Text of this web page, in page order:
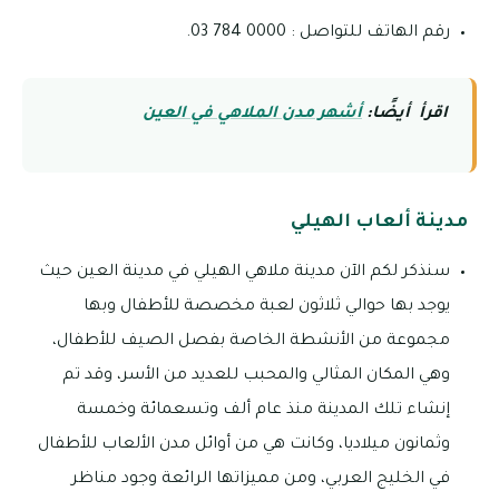
رقم الهاتف للتواصل : 0000 784 03.
اقرأ أيضًا:أشهر مدن الملاهي في العين
مدينة ألعاب الهيلي
سنذكر لكم الآن مدينة ملاهي الهيلي في مدينة العين حيث
يوجد بها حوالي ثلاثون لعبة مخصصة للأطفال وبها
مجموعة من الأنشطة الخاصة بفصل الصيف للأطفال،
وهي المكان المثالي والمحبب للعديد من الأسر، وقد تم
إنشاء تلك المدينة منذ عام ألف وتسعمائة وخمسة
وثمانون ميلاديا، وكانت هي من أوائل مدن الألعاب للأطفال
في الخليج العربي، ومن مميزاتها الرائعة وجود مناظر